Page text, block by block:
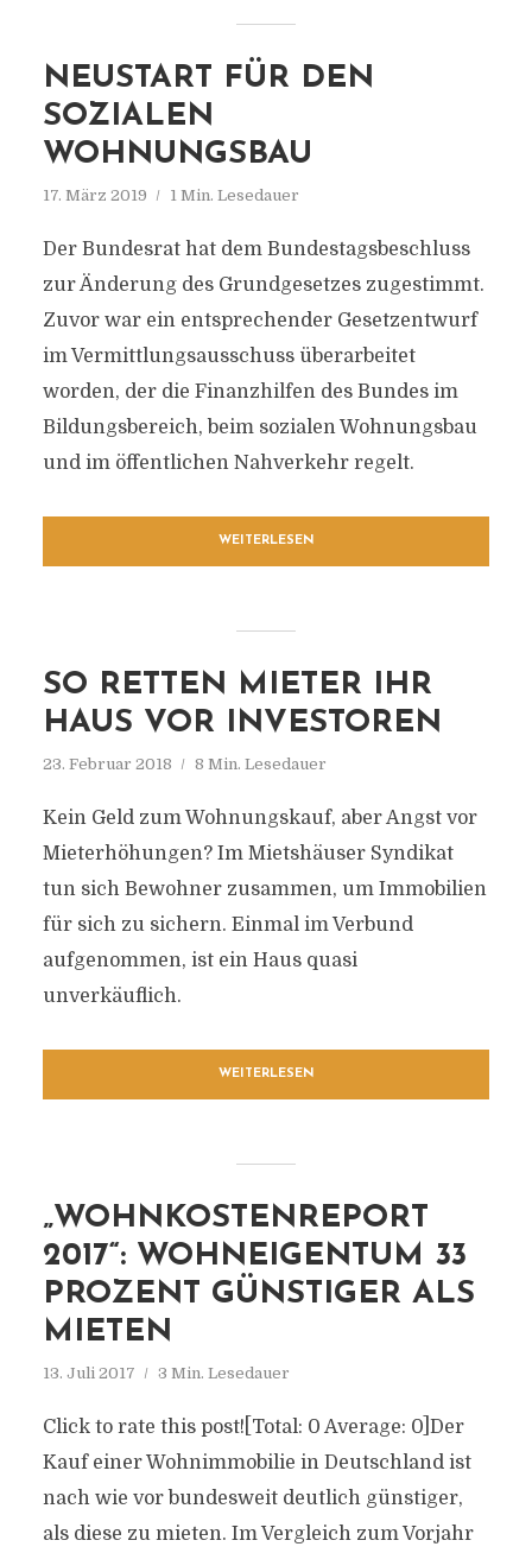
NEUSTART FÜR DEN
SOZIALEN
WOHNUNGSBAU
17. März 2019 1 Min. Lesedauer
Der Bundesrat hat dem Bundestagsbeschluss
zur Änderung des Grundgesetzes zugestimmt.
Zuvor war ein entsprechender Gesetzentwurf
im Vermittlungsausschuss überarbeitet
worden, der die Finanzhilfen des Bundes im
Bildungsbereich, beim sozialen Wohnungsbau
und im öffentlichen Nahverkehr regelt.
WEITERLESEN
SO RETTEN MIETER IHR
HAUS VOR INVESTOREN
23. Februar 2018 8 Min. Lesedauer
Kein Geld zum Wohnungskauf, aber Angst vor
Mieterhöhungen? Im Mietshäuser Syndikat
tun sich Bewohner zusammen, um Immobilien
für sich zu sichern. Einmal im Verbund
aufgenommen, ist ein Haus quasi
unverkäuflich.
WEITERLESEN
„WOHNKOSTENREPORT
2017“: WOHNEIGENTUM 33
PROZENT GÜNSTIGER ALS
MIETEN
13. Juli 2017 3 Min. Lesedauer
Click to rate this post![Total: 0 Average: 0]Der
Kauf einer Wohnimmobilie in Deutschland ist
nach wie vor bundesweit deutlich günstiger,
als diese zu mieten. Im Vergleich zum Vorjahr